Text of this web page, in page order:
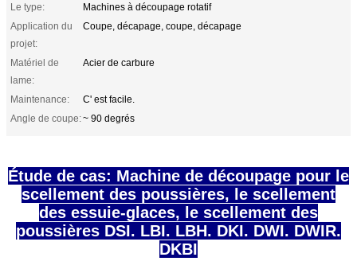
Le type:
Machines à découpage rotatif
Application du
projet:
Coupe, décapage, coupe, décapage
Matériel de
lame:
Acier de carbure
Maintenance:
C' est facile.
Angle de coupe:~ 90 degrés
Étude de cas: Machine de découpage pour le
scellement des poussières, le scellement
des essuie-glaces, le scellement des
poussières DSI. LBI. LBH. DKI. DWI. DWIR.
DKBI